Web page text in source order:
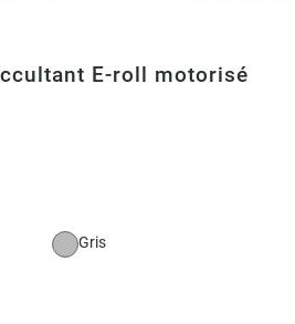
E-roll motorisé
Gris